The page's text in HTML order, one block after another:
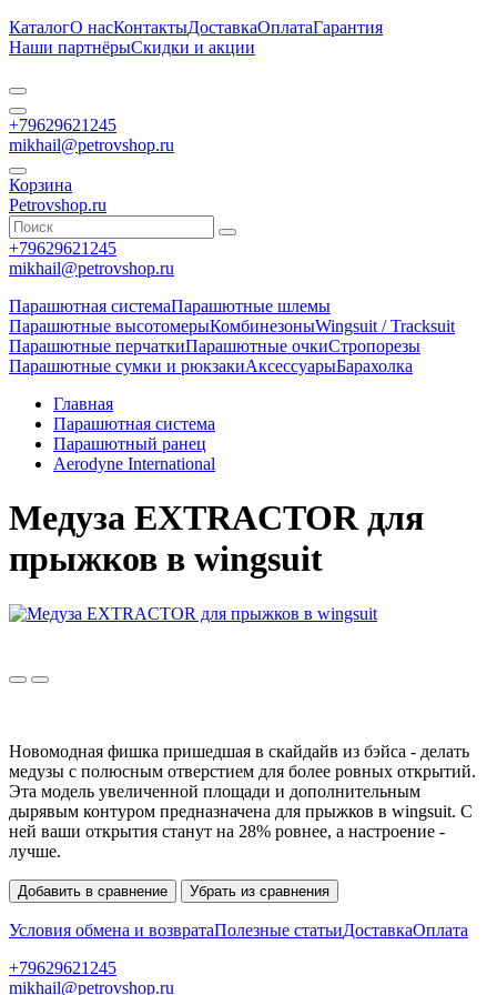
КаталогО насКонтактыДоставкаОплатаГарантия
Наши партнёрыСкидки и акции
+79629621245
mikhail@petrovshop.ru
Корзина
Petrovshop.ru
+79629621245
mikhail@petrovshop.ru
Парашютная системаПарашютные шлемы
Парашютные высотомерыКомбинезоныWingsuit / Tracksuit
Парашютные перчаткиПарашютные очкиСтропорезы
Парашютные сумки и рюкзакиАксессуарыБарахолка
Главная
Парашютная система
Парашютный ранец
Aerodyne International
Медуза EXTRACTOR для
прыжков в wingsuit
Новомодная фишка пришедшая в скайдайв из бэйса - делать
медузы с полюсным отверстием для более ровных открытий.
Эта модель увеличенной площади и дополнительным
дырявым контуром предназначена для прыжков в wingsuit. С
ней ваши открытия станут на 28% ровнее, а настроение -
лучше.
Добавить в сравнение Убрать из сравнения
Условия обмена и возвратаПолезные статьиДоставкаОплата
+79629621245
mikhail@petrovshop.ru